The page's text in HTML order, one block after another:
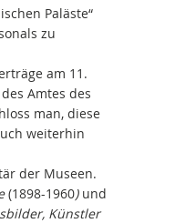
Paläste“
zu
am 11.
Amtes des
man, diese
weiterhin
der Museen.
(1898-1960) und
Künstler